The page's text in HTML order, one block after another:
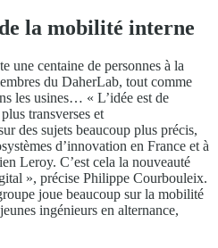
la mobilité interne
une centaine de personnes à la
du DaherLab, tout comme
les usines… « L’idée est de
transverses et
des sujets beaucoup plus précis,
d’innovation en France et à
Leroy. C’est cela la nouveauté
», précise Philippe Courbouleix.
joue beaucoup sur la mobilité
ingénieurs en alternance,